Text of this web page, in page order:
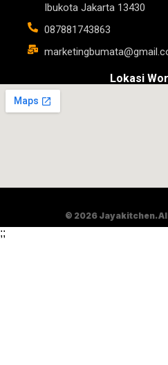
Ibukota Jakarta 13430
087881743863
Lokasi
© 2026 Jayakitchen.
;;